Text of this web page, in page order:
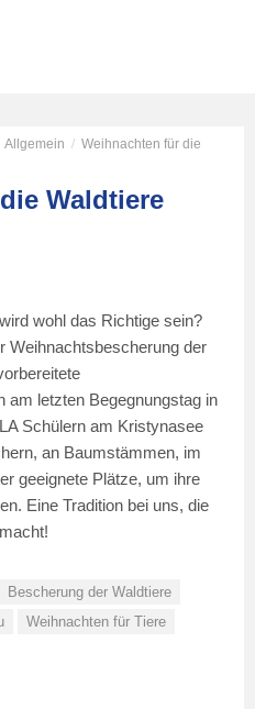
Allgemein / Weihnachten für die
Waldtiere
wohl das Richtige sein?
Weihnachtsbescherung der
am letzten Begegnungstag in
Schülern am Kristynasee
an Baumstämmen, im
geeignete Plätze, um ihre
Eine Tradition bei uns, die
Bescherung der Waldtiere
Weihnachten für Tiere